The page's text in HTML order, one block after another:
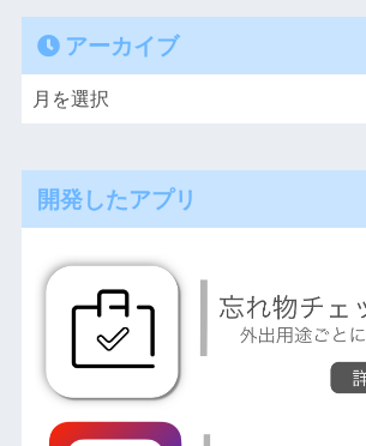
アーカイブ
開発したアプリ